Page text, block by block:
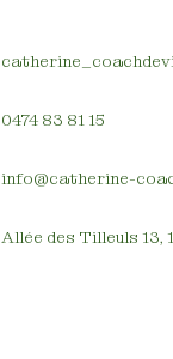
0474 83 81 15
info@catherine-
Allée des Tilleuls 13,